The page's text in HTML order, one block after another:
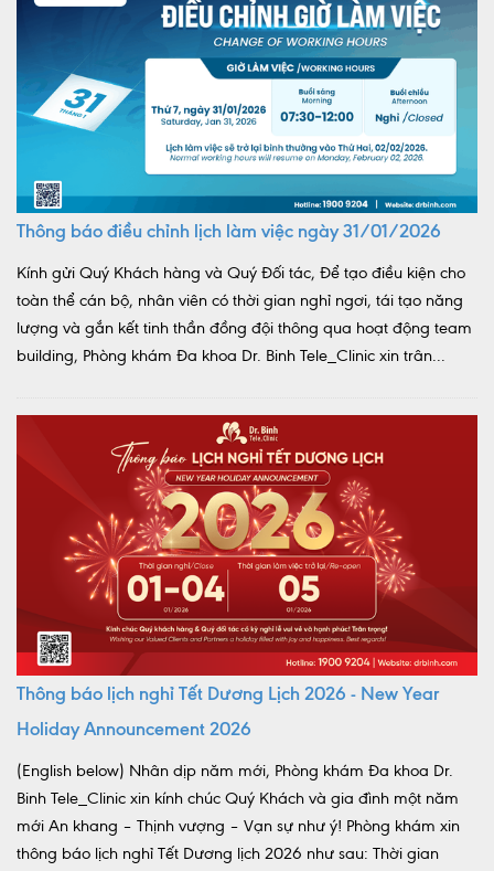
Thông báo điều chỉnh lịch làm việc ngày 31/01/2026
Kính gửi Quý Khách hàng và Quý Đối tác, Để tạo điều kiện cho
toàn thể cán bộ, nhân viên có thời gian nghỉ ngơi, tái tạo năng
lượng và gắn kết tinh thần đồng đội thông qua hoạt động team
building, Phòng khám Đa khoa Dr. Binh Tele_Clinic xin trân...
Thông báo lịch nghỉ Tết Dương Lịch 2026 - New Year
Holiday Announcement 2026
(English below) Nhân dịp năm mới, Phòng khám Đa khoa Dr.
Binh Tele_Clinic xin kính chúc Quý Khách và gia đình một năm
mới An khang – Thịnh vượng – Vạn sự như ý! Phòng khám xin
thông báo lịch nghỉ Tết Dương lịch 2026 như sau: Thời gian